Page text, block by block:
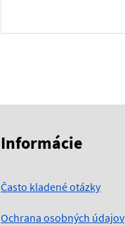
Informácie
Často kladené otázky
Ochrana osobných údajov